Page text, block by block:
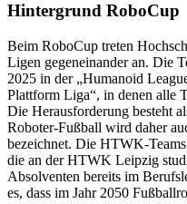
Hintergrund RoboCup
Beim RoboCup treten
Ligen gegeneinander an. Die
2025 in der „Humanoid
Plattform Liga“, in denen alle
Die Herausforderung besteht
Roboter-Fußball wird daher
bezeichnet. Die HTWK-
die an der HTWK Leipzig
Absolventen bereits im
es, dass im Jahr 2050